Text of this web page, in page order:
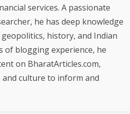
services. A passionate
he has deep knowledge
history, and Indian
of blogging experience, he
on BharatArticles.com,
culture to inform and